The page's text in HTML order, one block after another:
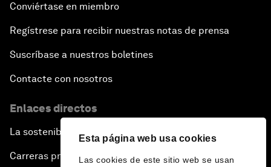
Esta página web usa cookies
Las cookies de este sitio web se usan
Conviértase en miembro
Regístrese para recibir nuestras notas de prensa
Suscríbase a nuestros boletines
Contacte con nosotros
Enlaces directos
La sostenibilidad en el Foro
Carreras profesionales